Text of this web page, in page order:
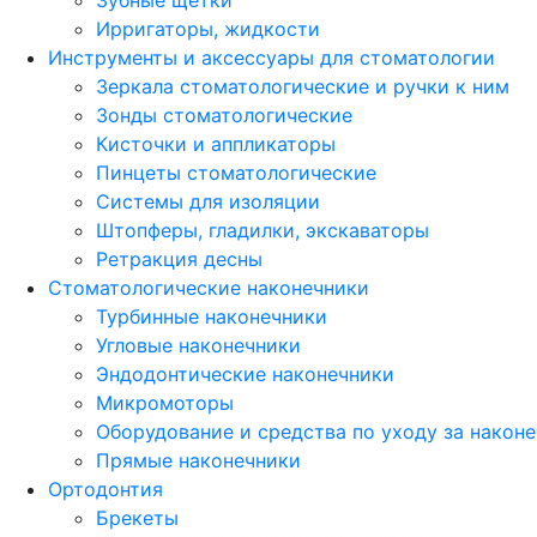
Ирригаторы, жидкости
Инструменты и аксессуары для стоматологии
Зеркала стоматологические и ручки к ним
Зонды стоматологические
Кисточки и аппликаторы
Пинцеты стоматологические
Системы для изоляции
Штопферы, гладилки, экскаваторы
Ретракция десны
Стоматологические наконечники
Турбинные наконечники
Угловые наконечники
Эндодонтические наконечники
Микромоторы
Оборудование и средства по уходу за
Прямые наконечники
Ортодонтия
Брекеты